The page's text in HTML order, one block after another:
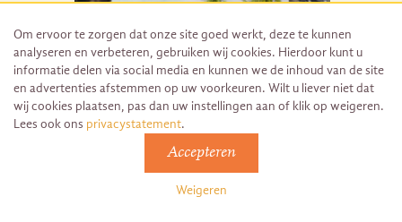
Om ervoor te zorgen dat onze site goed werkt, deze te kunnen
analyseren en verbeteren, gebruiken wij cookies. Hierdoor kunt u
informatie delen via social media en kunnen we de inhoud van de site
en advertenties afstemmen op uw voorkeuren. Wilt u liever niet dat
wij cookies plaatsen, pas dan uw instellingen aan of klik op weigeren.
Lees ook ons privacystatement.
Accepteren
Weigeren